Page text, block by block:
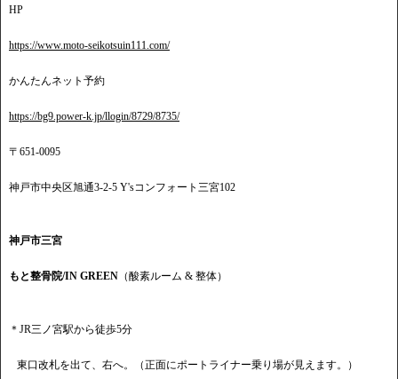
HP
https://www.moto-seikotsuin111.com/
かんたんネット予約
https://bg9.power-k.jp/llogin/8729/8735/
〒651-0095
神戸市中央区旭通3-2-5 Y'sコンフォート三宮102
神戸市三宮
もと整骨院/IN GREEN （酸素ルーム & 整体）
＊JR三ノ宮駅から徒歩5分
東口改札を出て、右へ。（正面にポートライナー乗り場が見えます。）